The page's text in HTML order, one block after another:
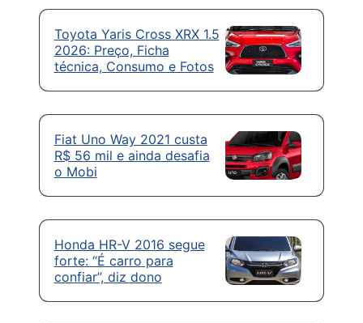
Toyota Yaris Cross XRX 1.5
2026: Preço, Ficha
técnica, Consumo e Fotos
Fiat Uno Way 2021 custa
R$ 56 mil e ainda desafia
o Mobi
Honda HR-V 2016 segue
forte: “É carro para
confiar”, diz dono